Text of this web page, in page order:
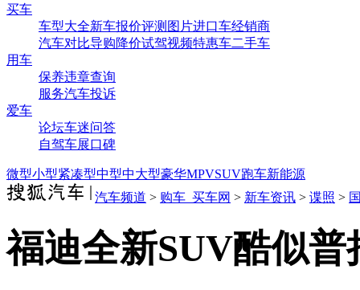
买车
车型大全新车报价评测 图片进口车经销商
汽车对比导购降价试驾视频特惠车二手车
用车
保养违章查询
服务汽车投诉
爱车
论坛车迷问答
自驾车展口碑
微型小型紧凑型中型中大型豪华MPVSUV跑车新能源
汽车频道 > 购车_买车网 > 新车资讯 > 谍照 >
福迪全新SUV酷似